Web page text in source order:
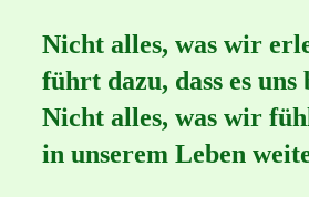
Nicht alles, was wir
führt dazu, dass es uns
Nicht alles, was wir
in unserem Leben